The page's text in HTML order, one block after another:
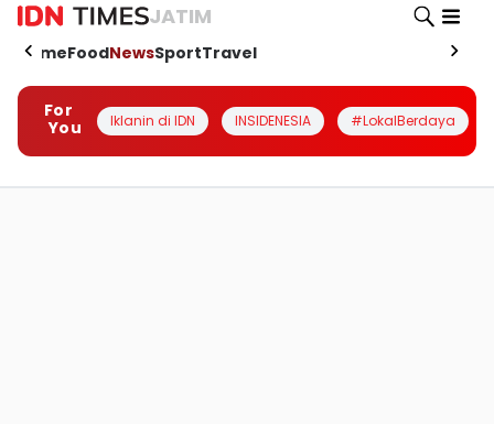
JATIM
HomeFoodNewsSportTravel
For
You
Iklanin di IDN INSIDENESIA #LokalBerdaya